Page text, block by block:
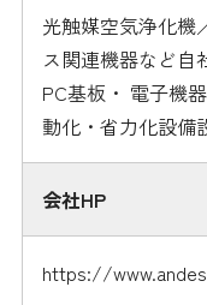
光触媒空気浄化機
ス関連機器など自
PC基板・ 電子機
動化・省力化設備
会社HP
https://